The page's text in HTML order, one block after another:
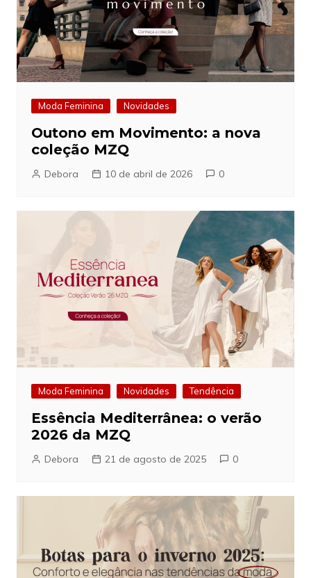
Moda Feminina Novidades
Outono em Movimento: a nova
coleção MZQ
Debora 10 de abril de 2026 0
Moda Feminina Novidades Tendência
Essência Mediterrânea: o verão
2026 da MZQ
Debora 21 de agosto de 2025 0